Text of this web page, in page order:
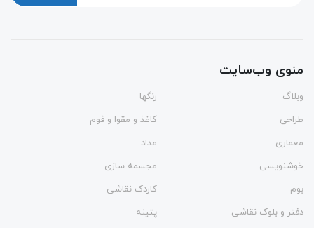
منوی وب‌سایت
وبلاگ
رنگها
طراحی
کاغذ و مقوا و فوم
معماری
مداد
خوشنویسی
مجسمه سازی
بوم
کاردک نقاشی
دفتر و بلوک نقاشی
پتینه